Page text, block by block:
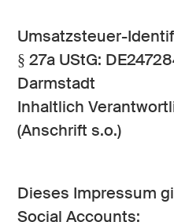
Umsatzsteuer-
§ 27a UStG:
Darmstadt
Inhaltlich
(Anschrift s.o.)
Dieses Impressum
Social Accounts: